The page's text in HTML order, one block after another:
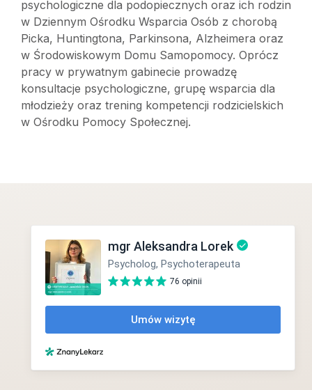
psychologiczne dla podopiecznych oraz ich rodzin
w Dziennym Ośrodku Wsparcia Osób z chorobą
Picka, Huntingtona, Parkinsona, Alzheimera oraz
w Środowiskowym Domu Samopomocy. Oprócz
pracy w prywatnym gabinecie prowadzę
konsultacje psychologiczne, grupę wsparcia dla
młodzieży oraz trening kompetencji rodzicielskich
w Ośrodku Pomocy Społecznej.